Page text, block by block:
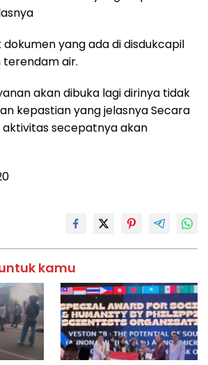
yang ada di disdukcapil
terendam air.
akan dibuka lagi dirinya tidak
kepastian yang jelasnya Secara
secepatnya akan
kamu